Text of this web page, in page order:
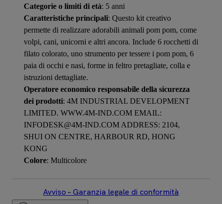
Categorie o limiti di età: 5 anni
Caratteristiche principali: Questo kit creativo
permette di realizzare adorabili animali pom pom, come
volpi, cani, unicorni e altri ancora. Include 6 rocchetti di
filato colorato, uno strumento per tessere i pom pom, 6
paia di occhi e nasi, forme in feltro pretagliate, colla e
istruzioni dettagliate.
Operatore economico responsabile della sicurezza
dei prodotti: 4M INDUSTRIAL DEVELOPMENT
LIMITED. WWW.4M-IND.COM EMAIL:
INFODESK@4M-IND.COM ADDRESS: 2104,
SHUI ON CENTRE, HARBOUR RD, HONG
KONG
Colore: Multicolore
Avviso – Garanzia legale di conformità